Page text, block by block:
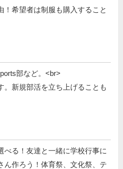
！希望者は制服も購入すること
部など。<br>
。新規部活を立ち上げることも
べる！友達と一緒に学校行事に
ん作ろう！体育祭、文化祭、テ